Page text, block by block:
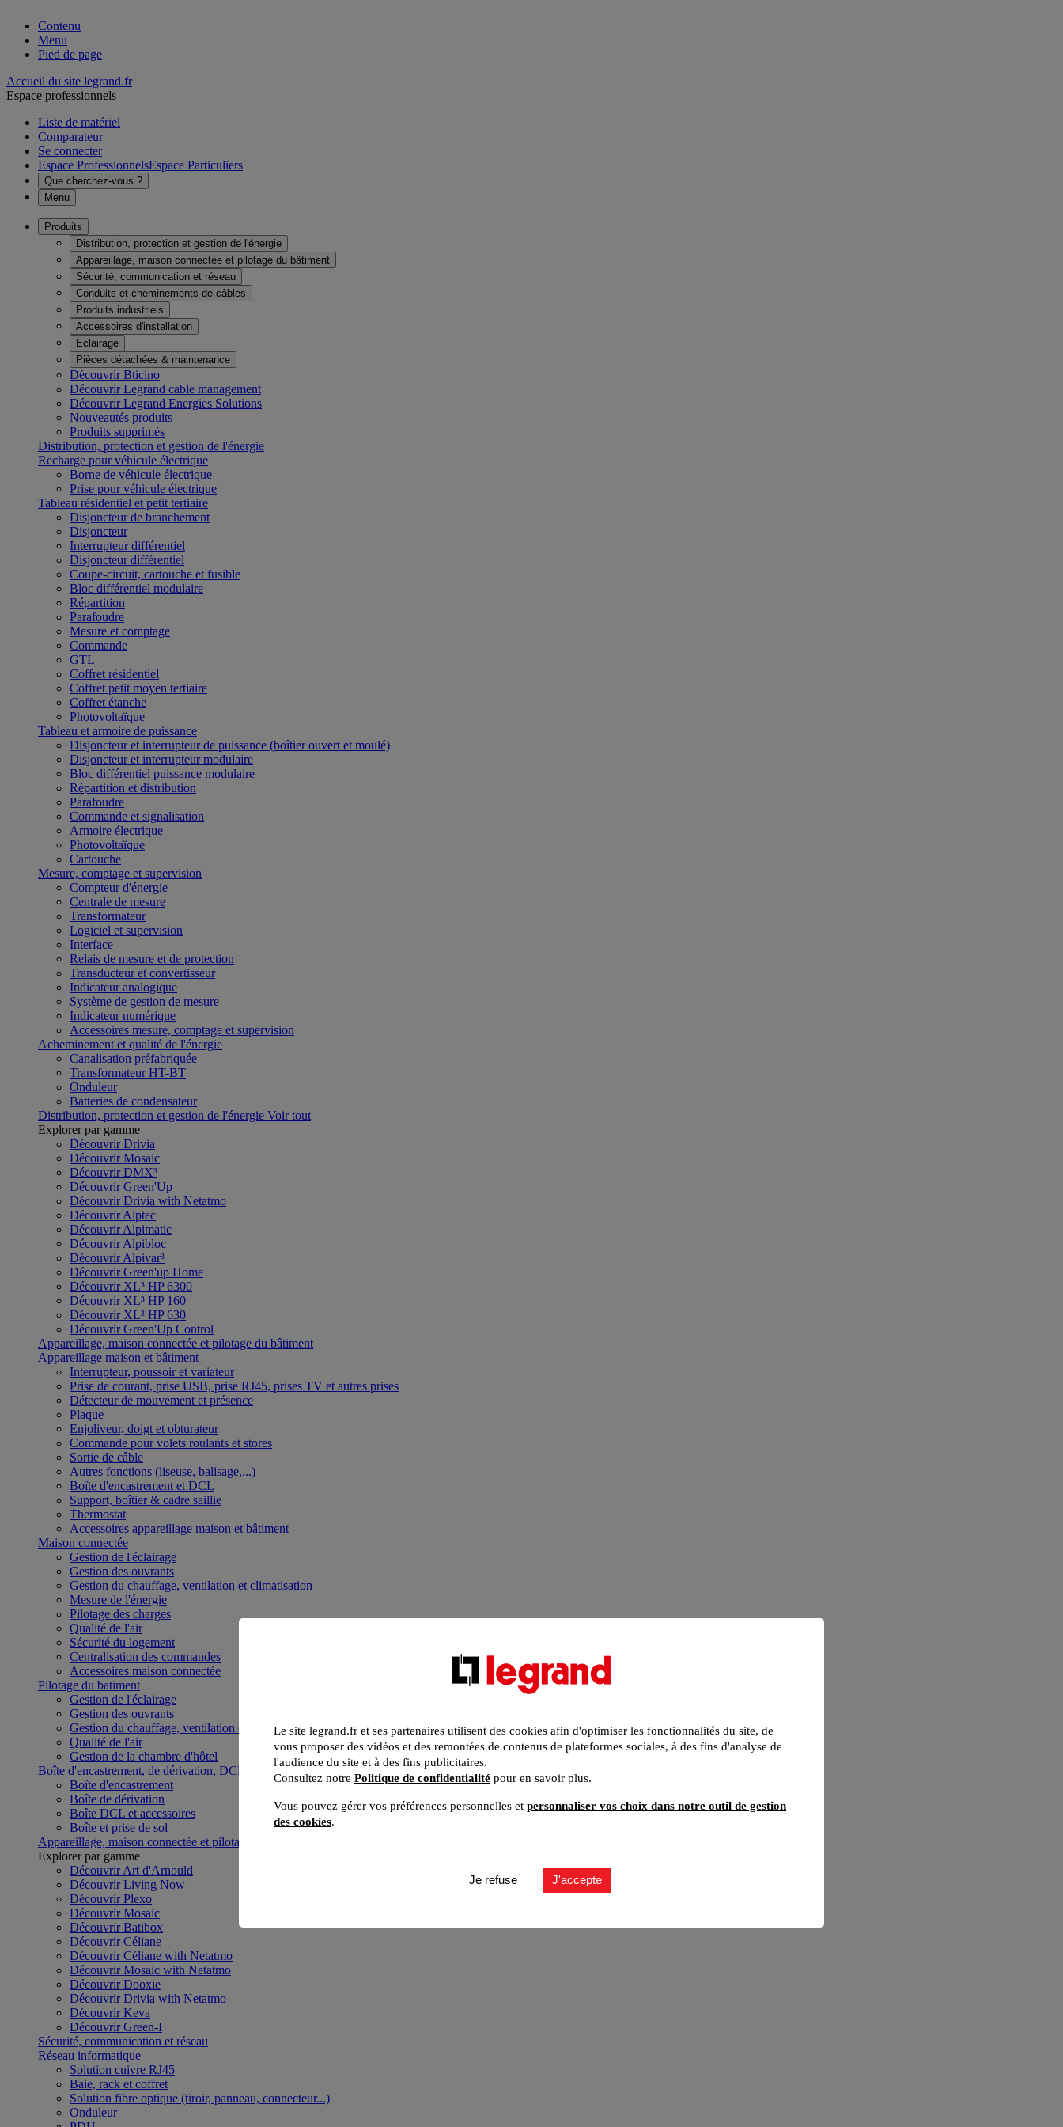
Contenu
Menu
Pied de page
Accueil du site legrand.fr
Espace professionnels
Liste de matériel
Comparateur
Se connecter
Espace ProfessionnelsEspace Particuliers
Que cherchez-vous ?
Menu
Produits
Distribution, protection et gestion de l'énergie
Appareillage, maison connectée et pilotage du bâtiment
Sécurité, communication et réseau
Conduits et cheminements de câbles
Produits industriels
Accessoires d'installation
Eclairage
Pièces détachées & maintenance
Découvrir Bticino
Découvrir Legrand cable management
Découvrir Legrand Energies Solutions
Nouveautés produits
Produits supprimés
Distribution, protection et gestion de l'énergie
Recharge pour véhicule électrique
Borne de véhicule électrique
Prise pour véhicule électrique
Tableau résidentiel et petit tertiaire
Disjoncteur de branchement
Disjoncteur
Interrupteur différentiel
Disjoncteur différentiel
Coupe-circuit, cartouche et fusible
Bloc différentiel modulaire
Répartition
Parafoudre
Mesure et comptage
Commande
GTL
Coffret résidentiel
Coffret petit moyen tertiaire
Coffret étanche
Photovoltaïque
Tableau et armoire de puissance
Disjoncteur et interrupteur de puissance (boîtier ouvert et moulé)
Disjoncteur et interrupteur modulaire
Bloc différentiel puissance modulaire
Répartition et distribution
Parafoudre
Commande et signalisation
Armoire électrique
Photovoltaïque
Cartouche
Mesure, comptage et supervision
Compteur d'énergie
Centrale de mesure
Transformateur
Logiciel et supervision
Interface
Relais de mesure et de protection
Transducteur et convertisseur
Indicateur analogique
Système de gestion de mesure
Indicateur numérique
Accessoires mesure, comptage et supervision
Acheminement et qualité de l'énergie
Canalisation préfabriquée
Transformateur HT-BT
Onduleur
Batteries de condensateur
Distribution, protection et gestion de l'énergie Voir tout
Explorer par gamme
Découvrir Drivia
Découvrir Mosaic
Découvrir DMX³
Découvrir Green'Up
Découvrir Drivia with Netatmo
Découvrir Alptec
Découvrir Alpimatic
Découvrir Alpibloc
Découvrir Alpivar³
Découvrir Green'up Home
Découvrir XL³ HP 6300
Découvrir XL³ HP 160
Découvrir XL³ HP 630
Découvrir Green'Up Control
Appareillage, maison connectée et pilotage du bâtiment
Appareillage maison et bâtiment
Interrupteur, poussoir et variateur
Prise de courant, prise USB, prise RJ45, prises TV et autres prises
Détecteur de mouvement et présence
Plaque
Enjoliveur, doigt et obturateur
Commande pour volets roulants et stores
Sortie de câble
Autres fonctions (liseuse, balisage,...)
Boîte d'encastrement et DCL
Support, boîtier & cadre saillie
Thermostat
Accessoires appareillage maison et bâtiment
Maison connectée
Gestion de l'éclairage
Gestion des ouvrants
Gestion du chauffage, ventilation et climatisation
Mesure de l'énergie
Pilotage des charges
Qualité de l'air
Sécurité du logement
Centralisation des commandes
Accessoires maison connectée
Pilotage du batiment
Gestion de l'éclairage
Gestion des ouvrants
Gestion du chauffage, ventilation et climatisation
Qualité de l'air
Gestion de la chambre d'hôtel
Boîte d'encastrement, de dérivation, DCL et boîte de sol
Boîte d'encastrement
Boîte de dérivation
Boîte DCL et accessoires
Boîte et prise de sol
Appareillage, maison connectée et pilotage du bâtiment
Explorer par gamme
Découvrir Art d'Arnould
Découvrir Living Now
Découvrir Plexo
Découvrir Mosaic
Découvrir Batibox
Découvrir Céliane
Découvrir Céliane with Netatmo
Découvrir Mosaic with Netatmo
Découvrir Dooxie
Découvrir Drivia with Netatmo
Découvrir Keva
Découvrir Green-I
Sécurité, communication et réseau
Réseau informatique
Solution cuivre RJ45
Baie, rack et coffret
Solution fibre optique (tiroir, panneau, connecteur...)
Onduleur
Le site legrand.fr et ses partenaires utilisent des cookies afin d'optimiser les fonctionnalités du site, de
vous proposer des vidéos et des remontées de contenus de plateformes sociales, à des fins d'analyse de
l'audience du site et à des fins publicitaires.
Consultez notre Politique de confidentialité pour en savoir plus.
Vous pouvez gérer vos préférences personnelles et personnaliser vos choix dans notre outil de gestion
des cookies.
Je refuse J'accepte